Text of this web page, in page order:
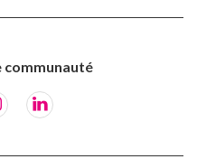
communauté